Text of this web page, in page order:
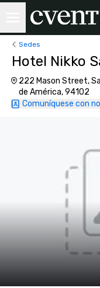
Sedes
Hotel Nikko
222 Mason Street,
de América, 94102
Comuníquese con